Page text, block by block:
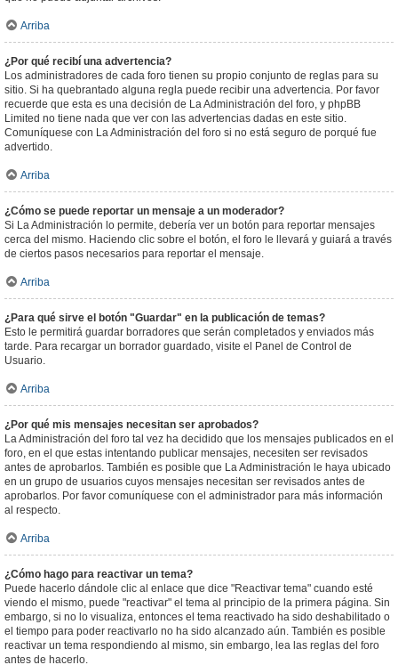
Arriba
¿Por qué recibí una advertencia?
Los administradores de cada foro tienen su propio conjunto de reglas para su
sitio. Si ha quebrantado alguna regla puede recibir una advertencia. Por favor
recuerde que esta es una decisión de La Administración del foro, y phpBB
Limited no tiene nada que ver con las advertencias dadas en este sitio.
Comuníquese con La Administración del foro si no está seguro de porqué fue
advertido.
Arriba
¿Cómo se puede reportar un mensaje a un moderador?
Si La Administración lo permite, debería ver un botón para reportar mensajes
cerca del mismo. Haciendo clic sobre el botón, el foro le llevará y guiará a través
de ciertos pasos necesarios para reportar el mensaje.
Arriba
¿Para qué sirve el botón "Guardar" en la publicación de temas?
Esto le permitirá guardar borradores que serán completados y enviados más
tarde. Para recargar un borrador guardado, visite el Panel de Control de
Usuario.
Arriba
¿Por qué mis mensajes necesitan ser aprobados?
La Administración del foro tal vez ha decidido que los mensajes publicados en el
foro, en el que estas intentando publicar mensajes, necesiten ser revisados
antes de aprobarlos. También es posible que La Administración le haya ubicado
en un grupo de usuarios cuyos mensajes necesitan ser revisados antes de
aprobarlos. Por favor comuníquese con el administrador para más información
al respecto.
Arriba
¿Cómo hago para reactivar un tema?
Puede hacerlo dándole clic al enlace que dice "Reactivar tema" cuando esté
viendo el mismo, puede "reactivar" el tema al principio de la primera página. Sin
embargo, si no lo visualiza, entonces el tema reactivado ha sido deshabilitado o
el tiempo para poder reactivarlo no ha sido alcanzado aún. También es posible
reactivar un tema respondiendo al mismo, sin embargo, lea las reglas del foro
antes de hacerlo.